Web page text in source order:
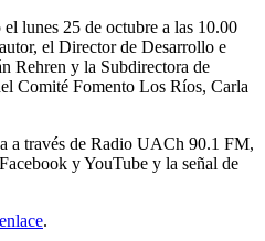
lunes 25 de octubre a las 10.00
el Director de Desarrollo e
Rehren y la Subdirectora de
Comité Fomento Los Ríos, Carla
a través de Radio UACh 90.1 FM,
y YouTube y la señal de
enlace.